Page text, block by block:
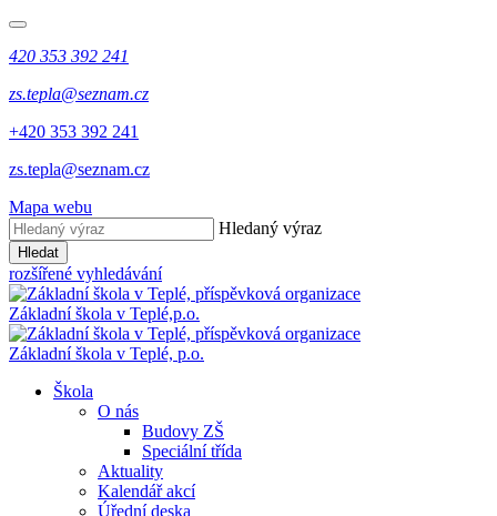
420 353 392 241
zs.tepla@seznam.cz
+420 353 392 241
zs.tepla@seznam.cz
Mapa webu
Hledaný výraz
Hledat
rozšířené vyhledávání
Základní škola v Teplé,p.o.
Základní škola v Teplé, p.o.
Škola
O nás
Budovy ZŠ
Speciální třída
Aktuality
Kalendář akcí
Úřední deska